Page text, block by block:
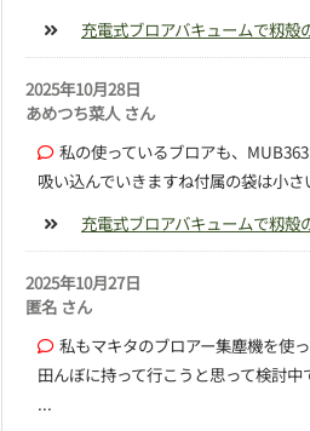
充電式ブロアバキュームで籾殻
2025年10月28日
あめつち菜人 さん
私の使っているブロアも、
吸い込んでいきますね付属の袋は小
充電式ブロアバキュームで籾殻
2025年10月27日
匿名 さん
私もマキタのブロアー集塵機を使
田んぼに持って行こうと思って検討
...